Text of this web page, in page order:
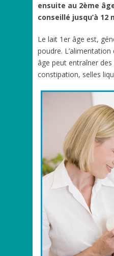
ensuite au 2ème
conseillé jusqu’à 12
Le lait 1er âge est,
poudre.
âge peut entraîner
constipation, selles